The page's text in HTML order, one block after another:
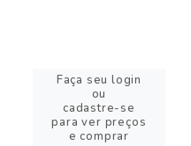
Faça seu login
ou
cadastre-se
para ver preços
e comprar